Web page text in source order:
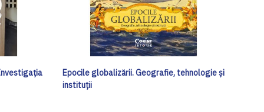
Epocile globalizării. Geografie, tehnologie și
instituții